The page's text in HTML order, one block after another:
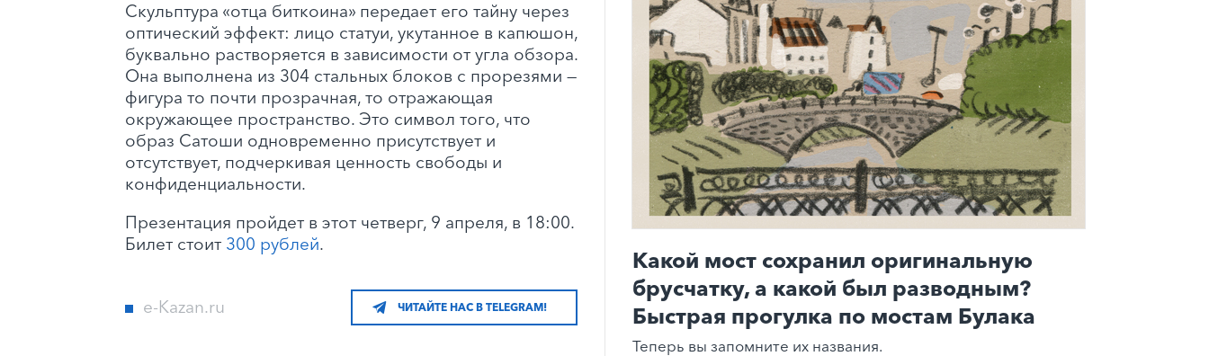
Скульптура «отца биткоина» передает его тайну через
оптический эффект: лицо статуи, укутанное в капюшон,
буквально растворяется в зависимости от угла обзора.
Она выполнена из 304 стальных блоков с прорезями —
фигура то почти прозрачная, то отражающая
окружающее пространство. Это символ того, что
образ Сатоши одновременно присутствует и
отсутствует, подчеркивая ценность свободы и
конфиденциальности.
Презентация пройдет в этот четверг, 9 апреля, в 18:00.
Билет стоит 300 рублей.
e-Kazan.ru ЧИТАЙТЕ НАС В TELEGRAM!
Какой мост сохранил оригинальную
брусчатку, а какой был разводным?
Быстрая прогулка по мостам Булака
Теперь вы запомните их названия.